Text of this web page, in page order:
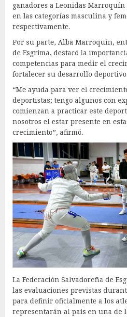
ganadores a Leonidas
en las categorías masculina y
respectivamente.
Por su parte, Alba Marroquín,
de Esgrima, destacó la
competencias para medir el
fortalecer su desarrollo deportivo.
“Me ayuda para ver el
deportistas; tengo algunos con
comienzan a practicar este
nosotros el estar presente en
crecimiento”, afirmó.
La Federación Salvadoreña de
las evaluaciones previstas
para definir oficialmente a los
representarán al país en una de